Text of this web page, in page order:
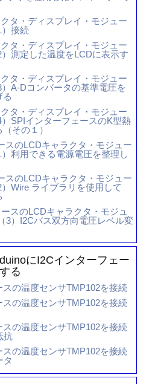
タ・ディスプレイ・モジュー
）接続
タ・ディスプレイ・モジュー
測定した温度をLCDに表示す
タ・ディスプレイ・モジュー
A-Dコンバータの基準電圧を
る
タ・ディスプレイ・モジュー
SPIインターフェースのK型熱
その１）
スのLCDキャラクタ・モジュー
利用できる電源電圧を整理し
スのLCDキャラクタ・モジュー
Wire ライブラリを使用して
スのLCDキャラクタ・モジュ
3）I2Cバス双方向電圧レベル変
にI2Cインターフェー
る
スの温度センサTMP102を接続
スの温度センサTMP102を接続
スの温度センサTMP102を接続
抗
スの温度センサTMP102を接続
タ